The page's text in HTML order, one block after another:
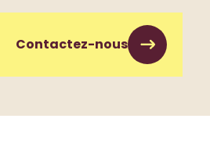
Contactez-nous